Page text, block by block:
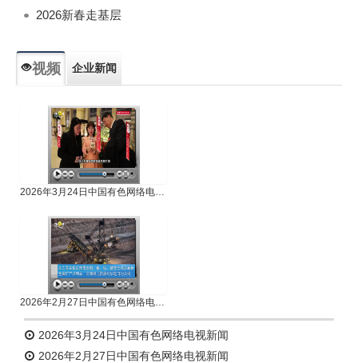
2026新春走基层
视频 企业新闻
2026年3月24日中国有色网络电视新闻
2026年2月27日中国有色网络电视新闻
2026年3月24日中国有色网络电视新闻
2026年2月27日中国有色网络电视新闻